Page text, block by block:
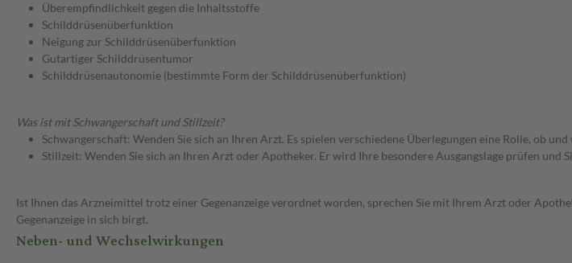
Überempfindlichkeit gegen die Inhaltsstoffe
Schilddrüsenüberfunktion
Neigung zur Schilddrüsenüberfunktion
Gutartiger Schilddrüsentumor
Schilddrüsenautonomie (bestimmte Form der Schilddrüsenüberfunktion)
Was ist mit Schwangerschaft und Stillzeit?
Schwangerschaft: Wenden Sie sich an Ihren Arzt. Es spielen verschiedene Überlegungen eine Rolle, ob
Stillzeit: Wenden Sie sich an Ihren Arzt oder Apotheker. Er wird Ihre besondere Ausgangslage prüfen
Ist Ihnen das Arzneimittel trotz einer Gegenanzeige verordnet worden, sprechen Sie mit Ihrem Arzt oder
Gegenanzeige in sich birgt.
Neben- und Wechselwirkungen